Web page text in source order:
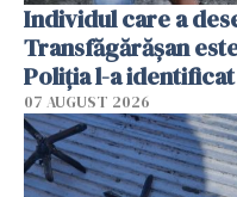
Individul care a
Transfăgărășan
Poliția l-a identificat
07 AUGUST 2026